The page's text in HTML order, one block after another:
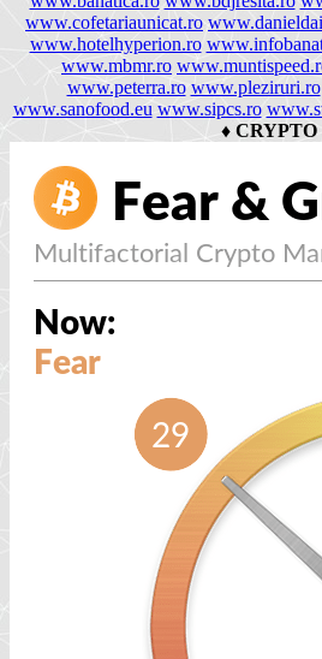
www.cofetariaunicat.ro
www.hotelhyperion.ro
www.mbmr.ro
www.peterra.ro www.pleziruri.ro
www.sanofood.eu www.sipcs.ro
♦ CRYPTO